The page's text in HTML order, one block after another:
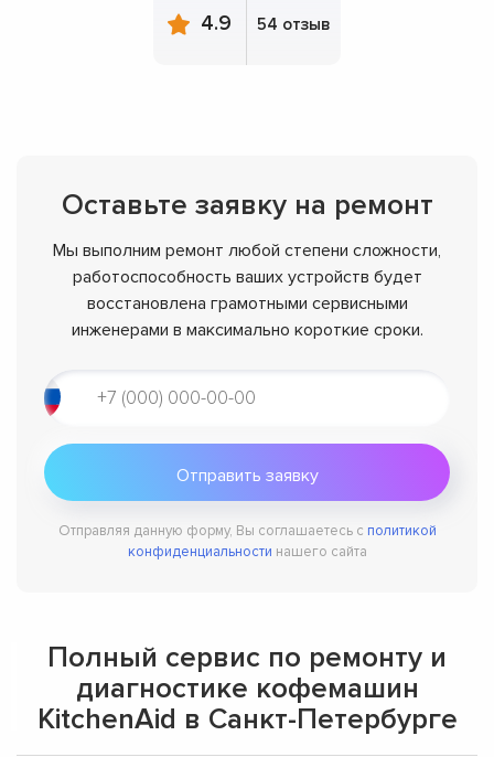
4.9 54 отзыв
Оставьте заявку на ремонт
Мы выполним ремонт любой степени сложности,
работоспособность ваших устройств будет
восстановлена грамотными сервисными
инженерами в максимально короткие сроки.
Отправляя данную форму, Вы соглашаетесь с политикой
конфиденциальности нашего сайта
Полный сервис по ремонту и
диагностике кофемашин
KitchenAid в Санкт-Петербурге